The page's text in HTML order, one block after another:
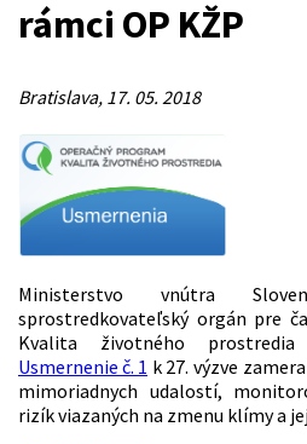
rámci OP KŽP
Bratislava, 17. 05. 2018
Ministerstvo vnútra
sprostredkovateľský orgán pre
Kvalita životného
Usmernenie č. 1 k 27. výzve
mimoriadnych udalostí,
rizík viazaných na zmenu klímy a